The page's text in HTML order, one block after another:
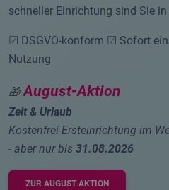
schneller Einrichtung sind Sie
☑ DSGVO-konform ☑ Sofort
Nutzung
🎁 August-Aktion
Zeit & Urlaub
Kostenfrei Ersteinrichtung im
- aber nur bis 31.08.2026
ZUR AUGUST AKTION